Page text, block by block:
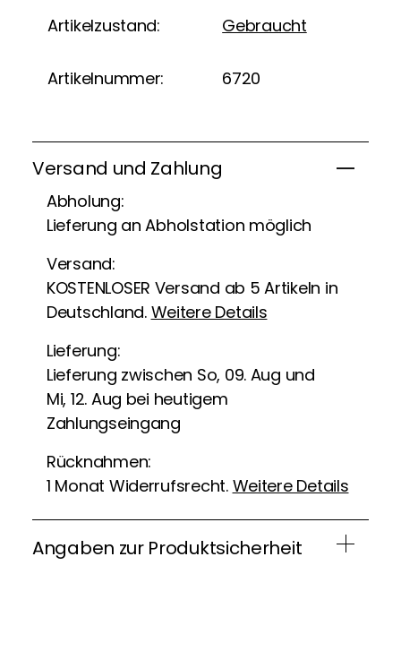
Artikelzustand: Gebraucht
Artikelnummer: 6720
Versand und Zahlung
Abholung:
Lieferung an Abholstation möglich
Versand:
KOSTENLOSER Versand ab 5 Artikeln in
Deutschland. Weitere Details
Lieferung:
Lieferung zwischen So, 09. Aug und
Mi, 12. Aug bei heutigem
Zahlungseingang
Rücknahmen:
1 Monat Widerrufsrecht. Weitere Details
Angaben zur Produktsicherheit